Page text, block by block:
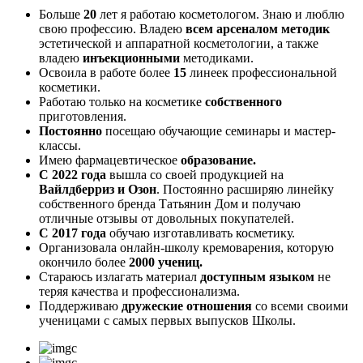
Больше 20 лет я работаю косметологом. Знаю и люблю
свою профессию. Владею всем арсеналом методик
эстетической и аппаратной косметологии, а также
владею инъекционными методиками.
Освоила в работе более 15 линеек профессиональной
косметики.
Работаю только на косметике собственного
приготовления.
Постоянно посещаю обучающие семинары и мастер-
классы.
Имею фармацевтическое образование.
С 2022 года вышла со своей продукцией на
Вайлдберриз и Озон. Постоянно расширяю линейку
собственного бренда Татьянин Дом и получаю
отличные отзывы от довольных покупателей.
С 2017 года обучаю изготавливать косметику.
Организовала онлайн-школу кремоварения, которую
окончило более 2000 учениц.
Стараюсь излагать материал доступным языком не
теряя качества и профессионализма.
Поддерживаю дружеские отношения со всеми своими
ученицами с самых первых выпусков Школы.